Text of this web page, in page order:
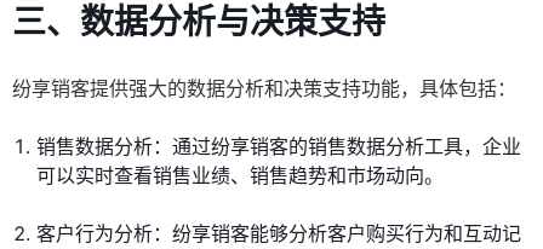
三、数据分析与决策支持
纷享销客提供强大的数据分析和决策支持功能，具体包括：
销售数据分析：通过纷享销客的销售数据分析工具，企业
可以实时查看销售业绩、销售趋势和市场动向。
客户行为分析：纷享销客能够分析客户购买行为和互动记